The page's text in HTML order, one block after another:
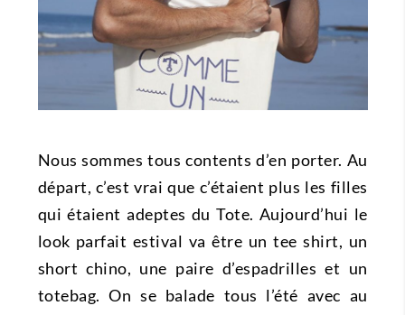
Nous sommes tous contents d’en porter. Au
départ, c’est vrai que c’étaient plus les filles
qui étaient adeptes du Tote. Aujourd’hui le
look parfait estival va être un tee shirt, un
short chino, une paire d’espadrilles et un
totebag. On se balade tous l’été avec au